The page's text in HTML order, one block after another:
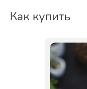
Как купить